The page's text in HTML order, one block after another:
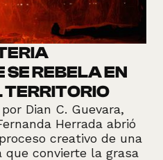
SE REBELA EN
TERRITORIO
Dian C. Guevara,
Herrada abrió
creativo de una
que convierte la grasa